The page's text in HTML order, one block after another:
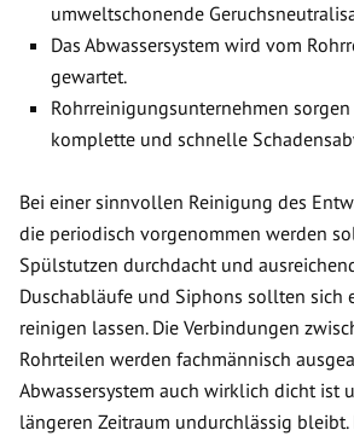
umweltschonende
Das Abwassersystem wird vom
gewartet.
Rohrreinigungsunternehmen
komplette und schnelle
Bei einer sinnvollen Reinigung des
die periodisch vorgenommen werden
Spülstutzen durchdacht und
Duschabläufe und Siphons sollten sich
reinigen lassen. Die Verbindungen
Rohrteilen werden fachmännisch
Abwassersystem auch wirklich dicht ist
längeren Zeitraum undurchlässig bleibt.